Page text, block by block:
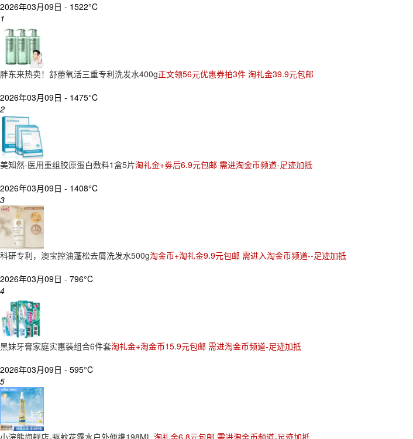
2026年03月09日 - 1522°C
1
胖东来热卖！舒蕾氧活三重专利洗发水400g正文领56元优惠券拍3件 淘礼金39.9元包邮
2026年03月09日 - 1475°C
2
美知然-医用重组胶原蛋白敷料1盒5片淘礼金+劵后6.9元包邮 需进淘金币频道-足迹加抵
2026年03月09日 - 1408°C
3
科研专利，澳宝控油蓬松去屑洗发水500g淘金币+淘礼金9.9元包邮 需进入淘金币频道--足迹加抵
2026年03月09日 - 796°C
4
黑妹牙膏家庭实惠装组合6件套淘礼金+淘金币15.9元包邮 需进淘金币频道-足迹加抵
2026年03月09日 - 595°C
5
小浣熊旗舰店-驱蚊花露水户外便携198ML 淘礼金6.8元包邮 需进淘金币频道-足迹加抵